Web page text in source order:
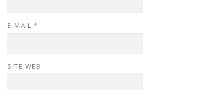
E-MAIL *
SITE WEB